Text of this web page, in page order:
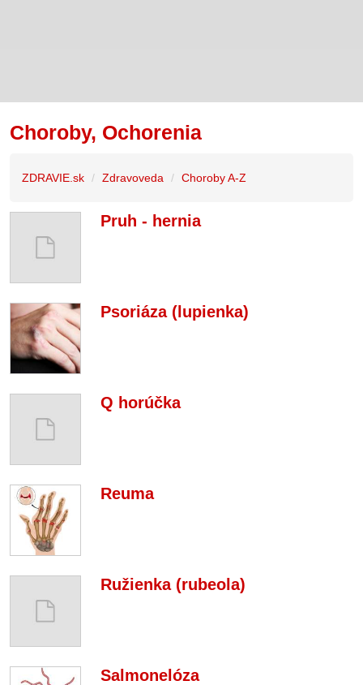
Choroby, Ochorenia
ZDRAVIE.sk Zdravoveda Choroby A-Z
Pruh - hernia
Psoriáza (lupienka)
Q horúčka
Reuma
Ružienka (rubeola)
Salmonelóza